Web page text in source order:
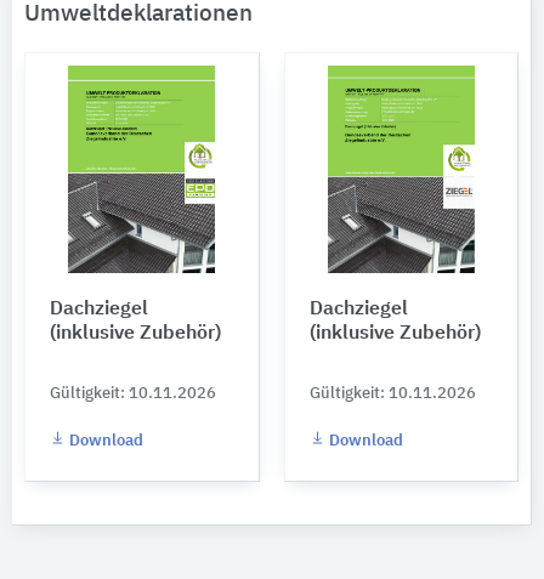
Umweltdeklarationen
Dachziegel
(inklusive Zubehör)
Gültigkeit: 10.11.2026
Download
Dachziegel
(inklusive Zubehör)
Gültigkeit: 10.11.2026
Download